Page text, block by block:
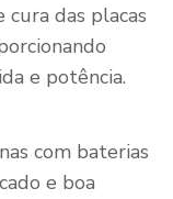
das placas
e potência.
com baterias
e boa